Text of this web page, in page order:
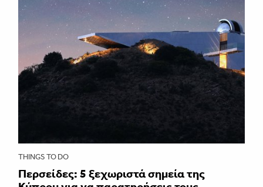
THINGS TO DO
Περσείδες: 5 ξεχωριστά σημεία της